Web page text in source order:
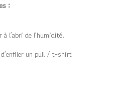
:
à l’abri de l’humidité.
un pull / t-shirt